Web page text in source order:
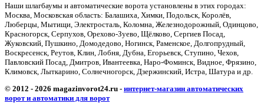
Наши шлагбаумы и автоматические ворота установлены в этих городах:
Москва, Московская область: Балашиха, Химки, Подольск, Королёв,
Люберцы, Мытищи, Электросталь, Коломна, Железнодорожный, Одинцово,
Красногорск, Серпухов, Орехово-Зуево, Щёлково, Сергиев Посад,
Жуковский, Пушкино, Домодедово, Ногинск, Раменское, Долгопрудный,
Воскресенск, Реутов, Клин, Лобня, Дубна, Егорьевск, Ступино, Чехов,
Павловский Посад, Дмитров, Ивантеевка, Наро-Фоминск, Видное, Фрязино,
Климовск, Лыткарино, Солнечногорск, Дзержинский, Истра, Шатура и др.
© 2012 - 2026 magazinvorot24.ru - интернет-магазин автоматических
ворот и автоматики для ворот